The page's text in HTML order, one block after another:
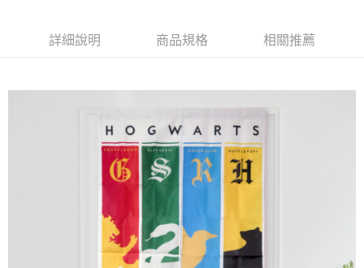
１．簡單：不需註冊會員、不需綁卡、不需儲值。
１．於結帳方式選擇「AFTEE先享後付」後，將跳轉至「AFTEE先享後付」
結帳頁面，進行簡訊認證並確認金額後，即可完成結帳。
２．訂單成立數日內，您將收到繳費通知簡訊。
３．收到繳費通知簡訊後14天內，點擊此簡訊中的連結，可透過四大超商／
ATM／網路銀行／等多元方式進行付款，方視為交易完成。
※ 請注意：結帳手續完成當下不需立刻繳費，但若您需要取消訂單，請聯絡
購買商品的店家。未經商家同意取消之訂單仍視為有效，需透過AFTEE先享
後付繳納相關費用。
※ 交易是否成功請以「AFTEE先享後付 」之結帳頁面顯示為準，若有關於
是否繳費成功／繳費後需取消欲退款等相關疑問，請聯繫「AFTEE先享後付
https://netprotections.freshdesk.com/support/home
運送方式
每筆NT$60，滿NT$499(含以上)免運費
每筆NT$60，滿NT$499(含以上)免運費
每筆NT$60，滿NT$499(含以上)免運費
詳細說明 商品規格 相關推薦